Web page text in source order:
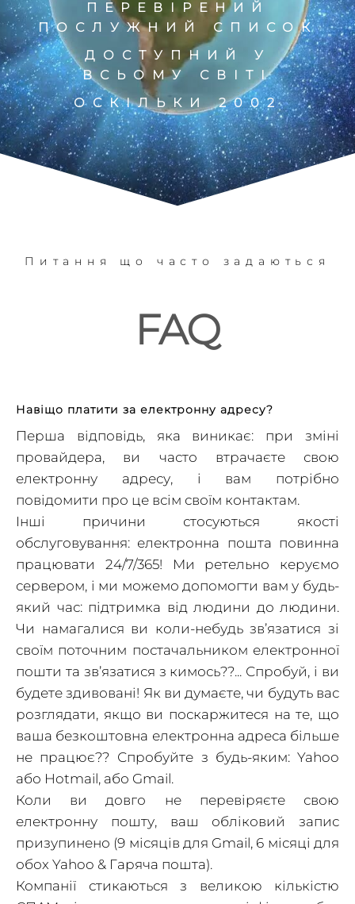
РЕКЛАМИ
ПЕРЕВІРЕНИЙ
ПОСЛУЖНИЙ СПИСОК
ДОСТУПНИЙ У
ВСЬОМУ СВІТІ
ОСКІЛЬКИ 2002
FAQ
Навіщо платити за електронну адресу?
Перша відповідь, яка виникає: при зміні
провайдера, ви часто втрачаєте свою
електронну адресу, і вам потрібно
повідомити про це всім своїм контактам.
Інші причини стосуються якості
обслуговування: електронна пошта повинна
працювати 24/7/365! Ми ретельно керуємо
сервером, і ми можемо допомогти вам у будь-
який час: підтримка від людини до людини.
Чи намагалися ви коли-небудь зв’язатися зі
своїм поточним постачальником електронної
пошти та зв’язатися з кимось??... Спробуй, і ви
будете здивовані! Як ви думаєте, чи будуть вас
розглядати, якщо ви поскаржитеся на те, що
ваша безкоштовна електронна адреса більше
не працює?? Спробуйте з будь-яким: Yahoo
або Hotmail, або Gmail.
Коли ви довго не перевіряєте свою
електронну пошту, ваш обліковий запис
призупинено (9 місяців для Gmail, 6 місяці для
обох Yahoo & Гаряча пошта).